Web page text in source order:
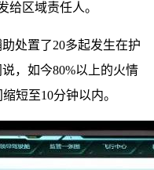
给区域责任人。
处置了20多起发生在护
，如今80%以上的火情
短至10分钟以内。